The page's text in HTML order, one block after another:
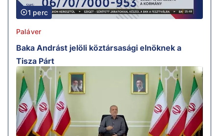
1 perc
Paláver
Baka Andrást jelöli köztársasági elnöknek a
Tisza Párt